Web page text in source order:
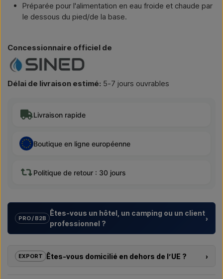
Préparée pour l'alimentation en eau froide et chaude par
le dessous du pied/de la base.
Concessionnaire officiel de
Délai de livraison estimé: 5-7 jours ouvrables
Livraison rapide
Boutique en ligne européenne
Politique de retour : 30 jours
PRO / B2B
Êtes-vous un hôtel, un camping ou un client
professionnel ?
›
promoteurs immobiliers avec des
pour douches extérieures – du choix du modèle à la bonne
EXPORT Êtes-vous domicilié en dehors de l’UE ?
›